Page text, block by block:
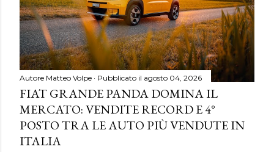
Autore Matteo Volpe Pubblicato il agosto 04, 2026
FIAT GRANDE PANDA DOMINA IL
MERCATO: VENDITE RECORD E 4°
POSTO TRA LE AUTO PIÙ VENDUTE IN
ITALIA